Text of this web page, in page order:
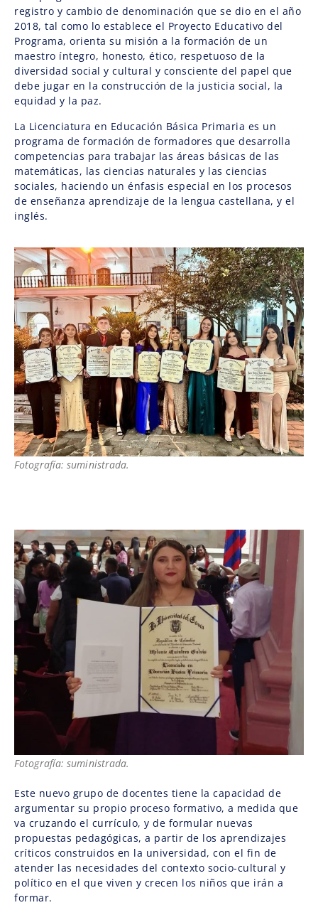
registro y cambio de denominación que se dio en el año
2018, tal como lo establece el Proyecto Educativo del
Programa, orienta su misión a la formación de un
maestro íntegro, honesto, ético, respetuoso de la
diversidad social y cultural y consciente del papel que
debe jugar en la construcción de la justicia social, la
equidad y la paz.
La Licenciatura en Educación Básica Primaria es un
programa de formación de formadores que desarrolla
competencias para trabajar las áreas básicas de las
matemáticas, las ciencias naturales y las ciencias
sociales, haciendo un énfasis especial en los procesos
de enseñanza aprendizaje de la lengua castellana, y el
inglés.
Fotografía: suministrada.
Fotografía: suministrada.
Este nuevo grupo de docentes tiene la capacidad de
argumentar su propio proceso formativo, a medida que
va cruzando el currículo, y de formular nuevas
propuestas pedagógicas, a partir de los aprendizajes
críticos construidos en la universidad, con el fin de
atender las necesidades del contexto socio-cultural y
político en el que viven y crecen los niños que irán a
formar.